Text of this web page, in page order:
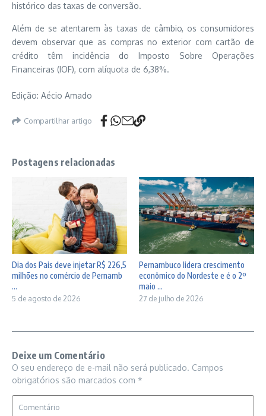
histórico das taxas de conversão.
Além de se atentarem às taxas de câmbio, os consumidores
devem observar que as compras no exterior com cartão de
crédito têm incidência do Imposto Sobre Operações
Financeiras (IOF), com alíquota de 6,38%.
Edição: Aécio Amado
Compartilhar artigo
Postagens relacionadas
Dia dos Pais deve injetar R$ 226,5
milhões no comércio de Pernamb
...
5 de agosto de 2026
Pernambuco lidera crescimento
econômico do Nordeste e é o 2º
maio ...
27 de julho de 2026
Deixe um Comentário
O seu endereço de e-mail não será publicado. Campos
obrigatórios são marcados com *